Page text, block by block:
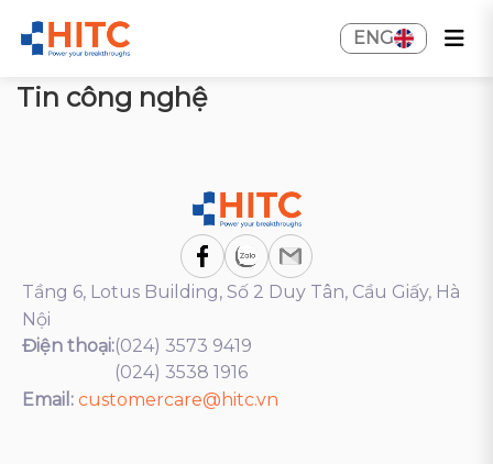
ENG
Tin công nghệ
Tầng 6, Lotus Building, Số 2 Duy Tân, Cầu Giấy, Hà
Nội
Điện thoại:(024) 3573 9419
(024) 3538 1916
Email: customercare@hitc.vn